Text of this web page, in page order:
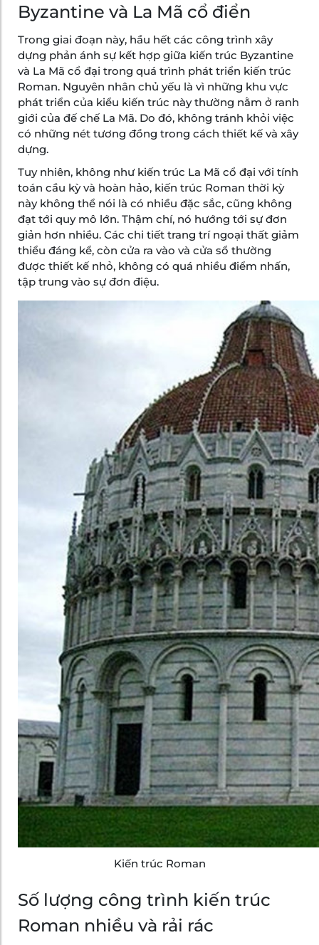
Byzantine và La Mã cổ điển
Trong giai đoạn này, hầu hết các công trình xây
dựng phản ánh sự kết hợp giữa kiến trúc Byzantine
và La Mã cổ đại trong quá trình phát triển kiến trúc
Roman. Nguyên nhân chủ yếu là vì những khu vực
phát triển của kiểu kiến trúc này thường nằm ở ranh
giới của đế chế La Mã. Do đó, không tránh khỏi việc
có những nét tương đồng trong cách thiết kế và xây
dựng.
Tuy nhiên, không như kiến trúc La Mã cổ đại với tính
toán cầu kỳ và hoàn hảo, kiến trúc Roman thời kỳ
này không thể nói là có nhiều đặc sắc, cũng không
đạt tới quy mô lớn. Thậm chí, nó hướng tới sự đơn
giản hơn nhiều. Các chi tiết trang trí ngoại thất giảm
thiểu đáng kể, còn cửa ra vào và cửa sổ thường
được thiết kế nhỏ, không có quá nhiều điểm nhấn,
tập trung vào sự đơn điệu.
Kiến trúc Roman
Số lượng công trình kiến trúc
Roman nhiều và rải rác